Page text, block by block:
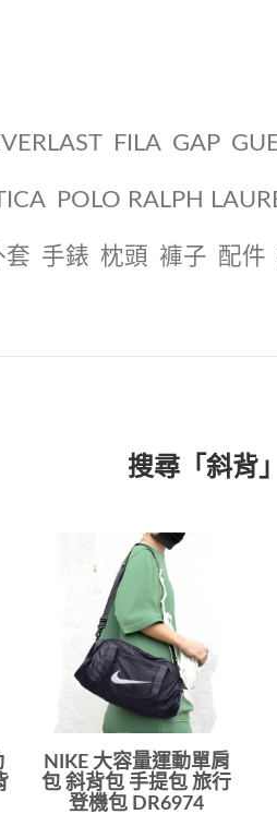
FILA GAP
POLO RALPH
套 手錶 枕頭 褲子 配件
搜尋「斜背
NIKE 大容量運動單肩
包 斜背包 手提包 旅行
登機包 DR6974